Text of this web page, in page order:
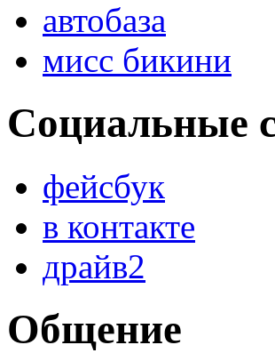
автобаза
мисс бикини
Социальные
фейсбук
в контакте
драйв2
Общение